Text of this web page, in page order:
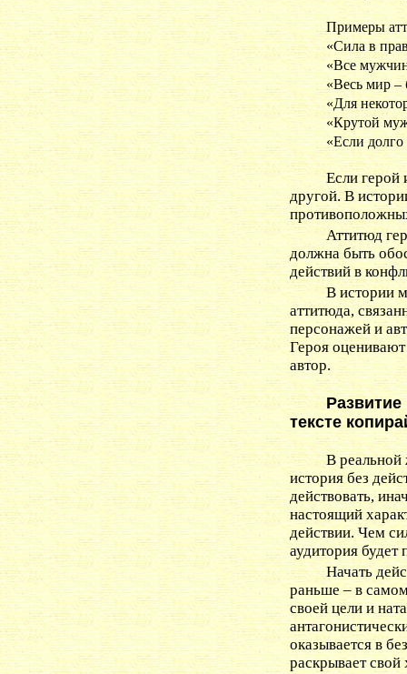
Примеры
«Сила в
«Все
«Весь мир –
«Для
«Крутой
«Если долго
Если герой
другой. В
Аттитюд
должна быть
действий в
В истории
аттитюда,
персонажей и
Героя
автор.
тексте
В реальной
история без
действовать,
настоящий
действии. Чем
аудитория будет
Начать
раньше – в
своей цели и
оказывается в
раскрывает свой